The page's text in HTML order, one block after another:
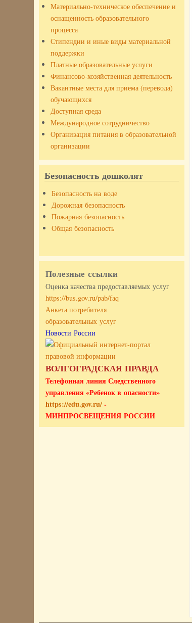
Материально-техническое обеспечение и
оснащенность образовательного
процесса
Стипендии и иные виды материальной
поддержки
Платные образовательные услуги
Финансово-хозяйственная деятельность
Вакантные места для приема (перевода)
обучающихся
Доступная среда
Международное сотрудничество
Организация питания в образовательной
организации
Безопасность дошколят
Безопасность на воде
Дорожная безопасность
Пожарная безопасность
Общая безопасность
Полезные ссылки
Оценка качества предоставляемых услуг
https://bus.gov.ru/pab/faq
Анкета потребителя
образовательных услуг
Новости России
ВОЛГОГРАДСКАЯ ПРАВДА
Телефонная линия Следственного
управления «Ребенок в опасности»
https://edu.gov.ru/-
МИНПРОСВЕЩЕНИЯ РОССИИ